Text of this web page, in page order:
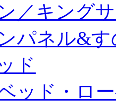
／キング
パネル&
ド
ッド・ロ